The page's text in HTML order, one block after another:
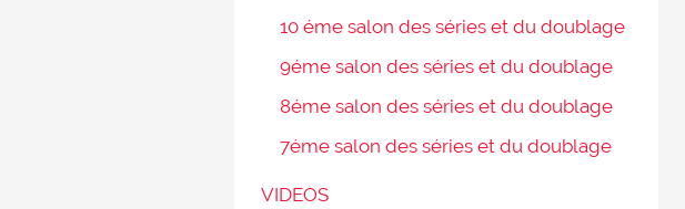
10 éme salon des séries et du doublage
9éme salon des séries et du doublage
8éme salon des séries et du doublage
7éme salon des séries et du doublage
VIDEOS